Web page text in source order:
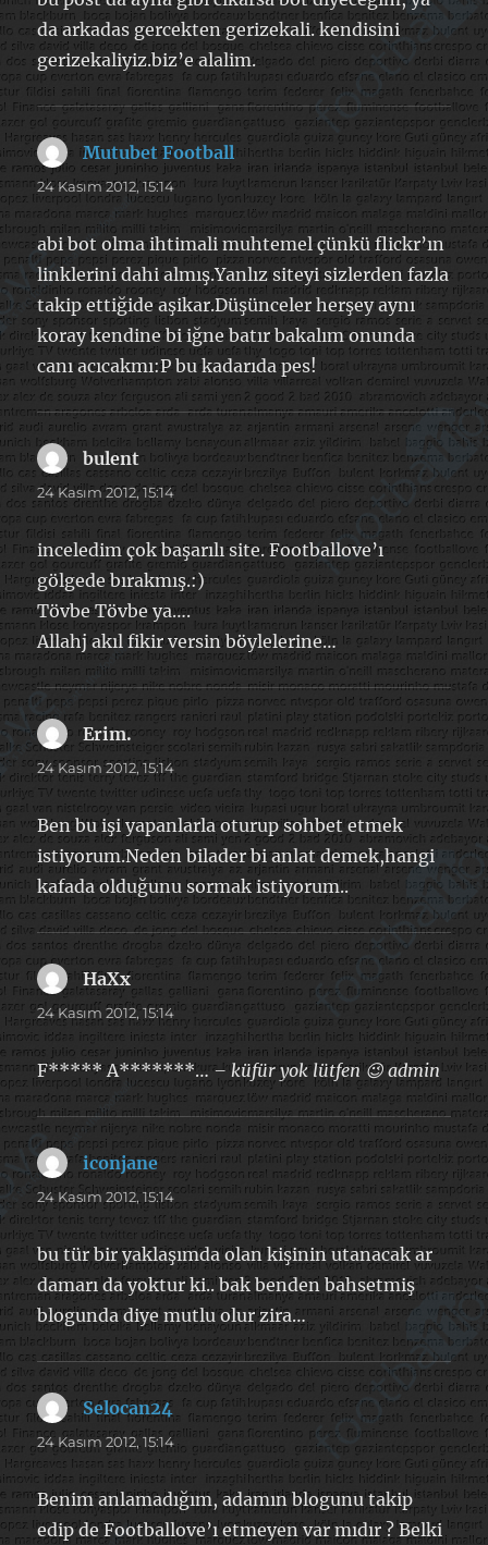
da arkadas gercekten gerizekali. kendisini
gerizekaliyiz.biz’e alalim.
Mutubet Football dedi
ki:
24 Kasım 2012, 15:14
abi bot olma ihtimali muhtemel çünkü flickr’ın
linklerini dahi almış.Yanlız siteyi sizlerden fazla
takip ettiğide aşikar.Düşünceler herşey aynı
koray kendine bi iğne batır bakalım onunda
canı acıcakmı:P bu kadarıda pes!
bulentdedi
ki:
24 Kasım 2012, 15:14
inceledim çok başarılı site. Footballove’ı
gölgede bırakmış.:)
Tövbe Tövbe ya….
Allahj akıl fikir versin böylelerine…
Erim.dedi
ki:
24 Kasım 2012, 15:14
Ben bu işi yapanlarla oturup sohbet etmek
istiyorum.Neden bilader bi anlat demek,hangi
kafada olduğunu sormak istiyorum..
HaXx dedi
ki:
24 Kasım 2012, 15:14
F***** A*******…– küfür yok lütfen 😉 admin
iconjanededi
ki:
24 Kasım 2012, 15:14
bu tür bir yaklaşımda olan kişinin utanacak ar
damarı da yoktur ki.. bak benden bahsetmiş
blogunda diye mutlu olur zira…
Selocan24 dedi
ki:
24 Kasım 2012, 15:14
Benim anlamadığım, adamın blogunu takip
edip de Footballove’ı etmeyen var mıdır ? Belki